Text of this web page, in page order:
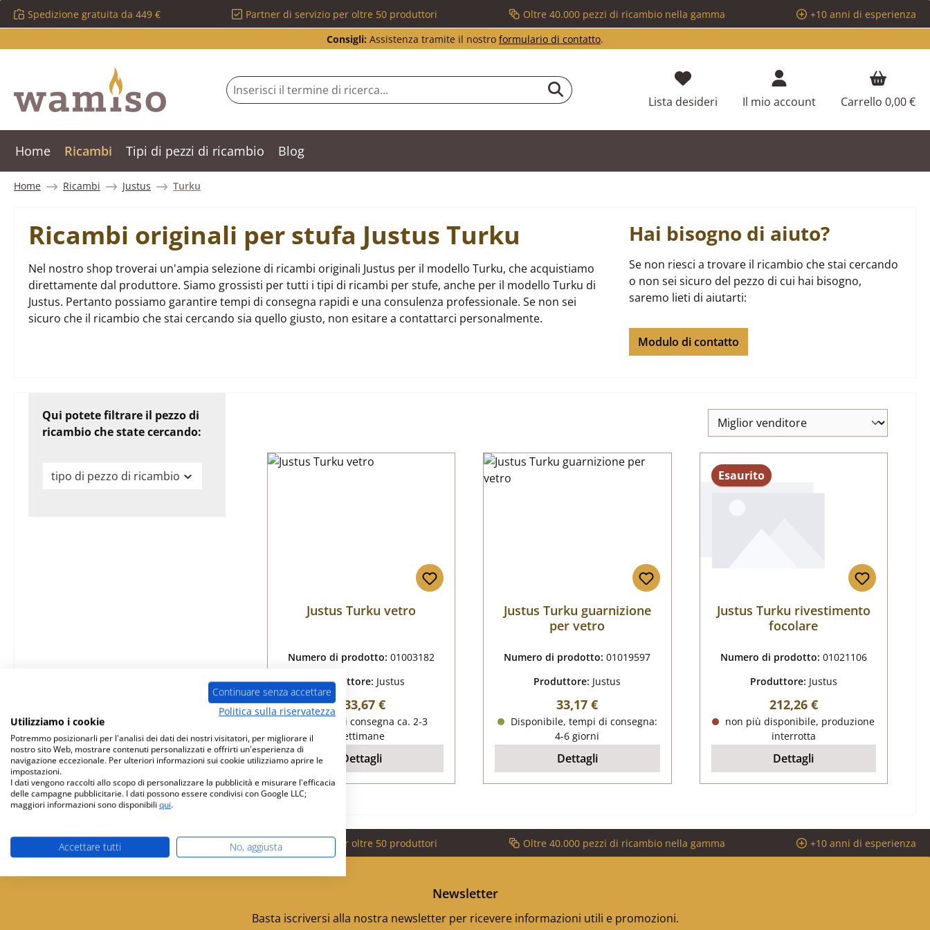
al contenuto principale
Salta alla ricerca
Passa alla navigazione principale
Spedizione gratuita da 449 € Partner di servizio per oltre 50 produttori Oltre 40.000 pezzi di ricambio nella gamma
+10 anni di esperienza
Consigli: Assistenza tramite il nostro formulario di contatto.
Lista desideri Hai 0 articoli nella lista dei desideri
Il mio account Carrello 0,00 €
Home Ricambi Tipi di pezzi di ricambio Blog
Home Ricambi Justus Turku
Ricambi originali per stufa Justus Turku
Nel nostro shop troverai un'ampia selezione di ricambi originali Justus per il modello Turku, che acquistiamo
direttamente dal produttore. Siamo grossisti per tutti i tipi di ricambi per stufe, anche per il modello Turku di
Justus. Pertanto possiamo garantire tempi di consegna rapidi e una consulenza professionale. Se non sei
sicuro che il ricambio che stai cercando sia quello giusto, non esitare a contattarci personalmente.
Hai bisogno di aiuto?
Se non riesci a trovare il ricambio che stai cercando
o non sei sicuro del pezzo di cui hai bisogno,
saremo lieti di aiutarti:
Modulo di contatto
Qui potete filtrare il pezzo di
ricambio che state cercando:
tipo di pezzo di ricambio
Justus Turku vetro
Numero di prodotto:01003182
Produttore: Justus
Prezzo normale:
133,67 €
tempi di consegna ca. 2-3
settimane
Dettagli
Justus Turku guarnizione
per vetro
Numero di prodotto:01019597
Produttore: Justus
Prezzo normale:
33,17 €
Disponibile, tempi di consegna:
4-6 giorni
Dettagli
Esaurito
Justus Turku rivestimento
focolare
Numero di prodotto: 01021106
Produttore: Justus
Prezzo normale:
212,26 €
non più disponibile, produzione
interrotta
Dettagli
Spedizione gratuita da 449 € Partner di servizio per oltre 50 produttori Oltre 40.000 pezzi di ricambio nella gamma +10 anni di esperienza
Newsletter
Basta iscriversi alla nostra newsletter per ricevere informazioni utili e promozioni.
Continuare senza accettare
Politica sulla riservatezza
Utilizziamo i cookie
Potremmo posizionarli per l'analisi dei dati dei nostri visitatori, per migliorare il
nostro sito Web, mostrare contenuti personalizzati e offrirti un'esperienza di
navigazione eccezionale. Per ulteriori informazioni sui cookie utilizziamo aprire le
impostazioni.
I dati vengono raccolti allo scopo di personalizzare la pubblicità e misurare l'efficacia
delle campagne pubblicitarie. I dati possono essere condivisi con Google LLC;
maggiori informazioni sono disponibili qui.
Accettare tutti No, aggiusta